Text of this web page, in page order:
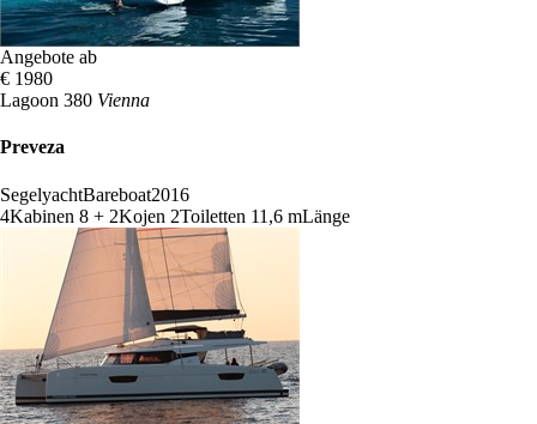
Angebote ab
€ 1980
Lagoon 380 Vienna
Preveza
SegelyachtBareboat2016
4Kabinen 8 + 2Kojen 2Toiletten 11,6 mLänge